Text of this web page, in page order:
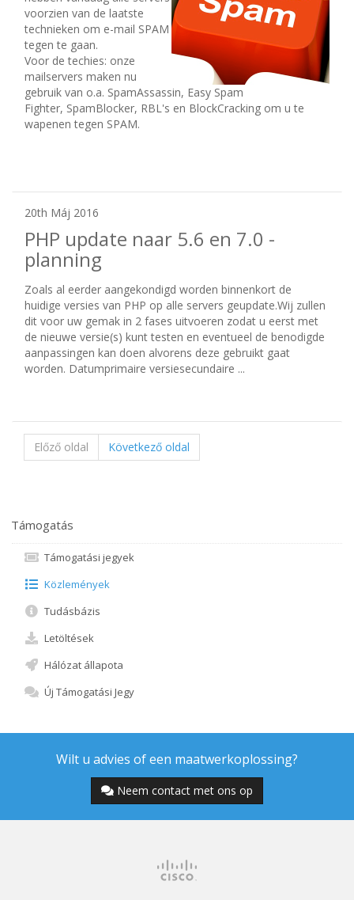
voorzien van de laatste
technieken om e-mail SPAM
tegen te gaan.
Voor de techies: onze
mailservers maken nu
gebruik van o.a. SpamAssassin, Easy Spam
Fighter, SpamBlocker, RBL's en BlockCracking om u te
wapenen tegen SPAM.
20th Máj 2016
PHP update naar 5.6 en 7.0 -
planning
Zoals al eerder aangekondigd worden binnenkort de
huidige versies van PHP op alle servers geupdate.Wij zullen
dit voor uw gemak in 2 fases uitvoeren zodat u eerst met
de nieuwe versie(s) kunt testen en eventueel de benodigde
aanpassingen kan doen alvorens deze gebruikt gaat
worden. Datumprimaire versiesecundaire ...
Előző oldal Következő oldal
Támogatás
Támogatási jegyek
Közlemények
Tudásbázis
Letöltések
Hálózat állapota
Új Támogatási Jegy
Wilt u advies of een maatwerkoplossing?
Neem contact met ons op